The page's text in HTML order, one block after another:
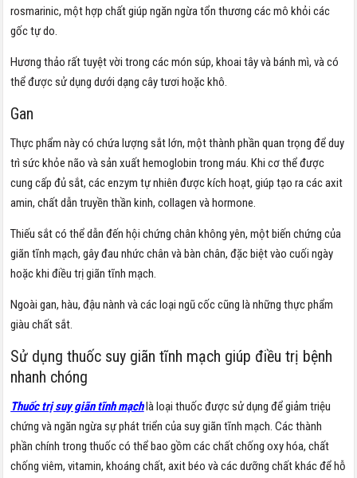
rosmarinic, một hợp chất giúp ngăn ngừa tổn thương các mô khỏi các
gốc tự do.
Hương thảo rất tuyệt vời trong các món súp, khoai tây và bánh mì, và có
thể được sử dụng dưới dạng cây tươi hoặc khô.
Gan
Thực phẩm này có chứa lượng sắt lớn, một thành phần quan trọng để duy
trì sức khỏe não và sản xuất hemoglobin trong máu. Khi cơ thể được
cung cấp đủ sắt, các enzym tự nhiên được kích hoạt, giúp tạo ra các axit
amin, chất dẫn truyền thần kinh, collagen và hormone.
Thiếu sắt có thể dẫn đến hội chứng chân không yên, một biến chứng của
giãn tĩnh mạch, gây đau nhức chân và bàn chân, đặc biệt vào cuối ngày
hoặc khi điều trị giãn tĩnh mạch.
Ngoài gan, hàu, đậu nành và các loại ngũ cốc cũng là những thực phẩm
giàu chất sắt.
Sử dụng thuốc suy giãn tĩnh mạch giúp điều trị bệnh
nhanh chóng
Thuốc trị suy giãn tĩnh mạchlà loại thuốc được sử dụng để giảm triệu
chứng và ngăn ngừa sự phát triển của suy giãn tĩnh mạch. Các thành
phần chính trong thuốc có thể bao gồm các chất chống oxy hóa, chất
chống viêm, vitamin, khoáng chất, axit béo và các dưỡng chất khác để hỗ